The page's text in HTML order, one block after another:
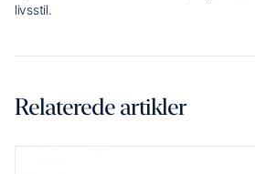
livsstil.
Relaterede artikler